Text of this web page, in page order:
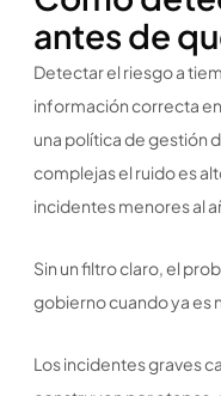
antes de
Detectar el riesgo a
información correcta
una política de gestión
complejas el ruido es
incidentes menores al
Sin un filtro claro, el
gobierno cuando ya es
Los incidentes graves